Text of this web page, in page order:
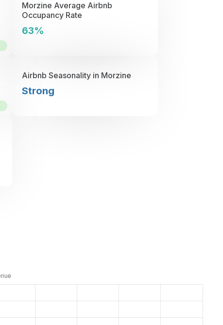
Morzine Average Airbnb
Occupancy Rate
63%
Airbnb Seasonality in Morzine
Strong